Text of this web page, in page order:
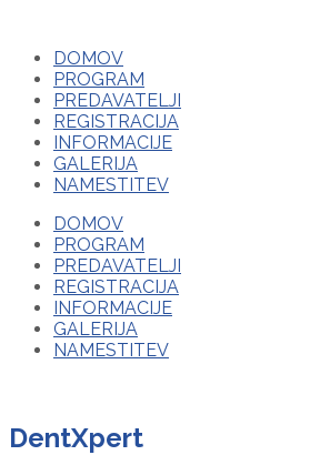
DOMOV
PROGRAM
PREDAVATELJI
REGISTRACIJA
INFORMACIJE
GALERIJA
NAMESTITEV
DOMOV
PROGRAM
PREDAVATELJI
REGISTRACIJA
INFORMACIJE
GALERIJA
NAMESTITEV
DentXpert